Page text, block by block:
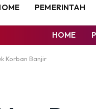
PEMERINTAH
HOME
Korban Banjir